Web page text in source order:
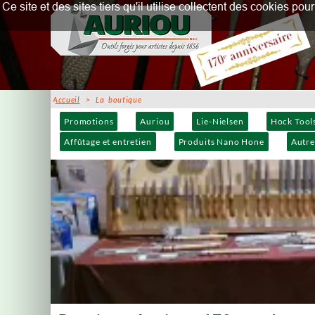
Promotions Auriou Lie-Nielsen Hock
Affûtage et entretien
Produits Nano Hone
Accueil > La boutique
Ce site et des sites tiers qu'il utilise collectent des cookies